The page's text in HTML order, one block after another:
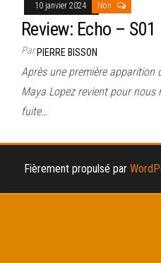
10 janvier 2024 Non
Review: Echo – S01
ParPIERRE BISSON
Après une première apparition
Maya Lopez revient pour nous
fuite…
Fièrement propulsé par